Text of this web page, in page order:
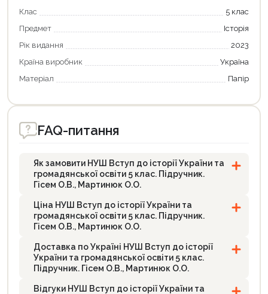
Клас
5 клас
Предмет
Історія
Рік видання
2023
Країна виробник
Україна
Матеріал
Папір
FAQ-питання
Як замовити НУШ Вступ до історії України та
громадянської освіти 5 клас. Підручник.
Гісем О.В., Мартинюк О.О.
Ціна НУШ Вступ до історії України та
громадянської освіти 5 клас. Підручник.
Гісем О.В., Мартинюк О.О.
Доставка по Україні НУШ Вступ до історії
України та громадянської освіти 5 клас.
Підручник. Гісем О.В., Мартинюк О.О.
Відгуки НУШ Вступ до історії України та